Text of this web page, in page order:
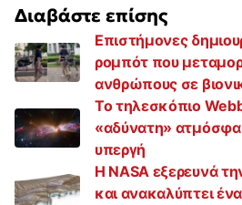
Διαβάστε επίσης
Επιστήμονες
ρομπότ που
ανθρώπους σε
Το τηλεσκόπιο
«αδύνατη»
υπεργή
Η NASA εξερευνά
και ανακαλύπτει